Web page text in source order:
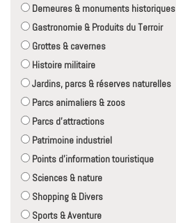
Demeures & monuments historiques
Gastronomie & Produits du Terroir
Grottes & cavernes
Histoire militaire
Jardins, parcs & réserves naturelles
Parcs animaliers & zoos
Parcs d'attractions
Patrimoine industriel
Points d'information touristique
Sciences & nature
Shopping & Divers
Sports & Aventure